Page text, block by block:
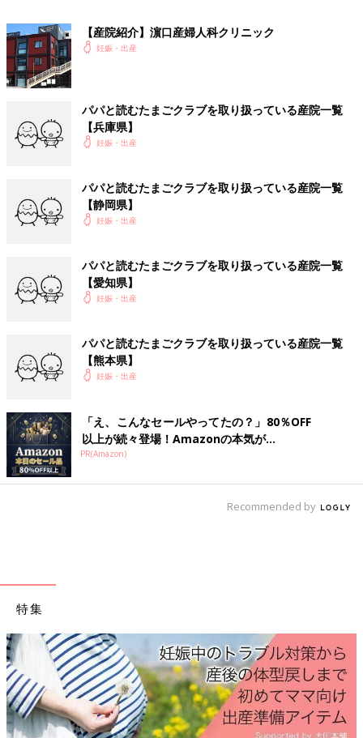
古賀市
産科・婦人科 愛和病院
福津市
石田レディースクリニック
朝倉市
富田産婦人科医院
糸島市
医療法人 合屋産婦人科
そらレディースクリニック
医療法人 青葉レディースクリニック
真田産婦人科麻酔科クリニック
福岡市中央区
はちすが産婦人科・小児科医院
医療法人 ガーデンヒルズウィメンズクリニック
福岡市南区
椎名マタニティクリニック
【産院紹介】濵口産婦人科クリニック
妊娠・出産
パパと読むたまごクラブを取り扱っている産院一覧
【兵庫県】
妊娠・出産
パパと読むたまごクラブを取り扱っている産院一覧
【静岡県】
妊娠・出産
パパと読むたまごクラブを取り扱っている産院一覧
【愛知県】
妊娠・出産
パパと読むたまごクラブを取り扱っている産院一覧
【熊本県】
妊娠・出産
「え、こんなセールやってたの？」80％OFF
以上が続々登場！Amazonの本気が...
PR(Amazon)
Recommended by
特集